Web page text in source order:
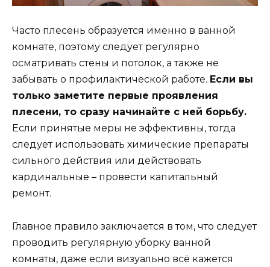
Часто плесень образуется именно в ванной
комнате, поэтому следует регулярно
осматривать стены и потолок, а также не
забывать о профилактической работе. Если вы
только заметите первые проявления
плесени, то сразу начинайте с ней борьбу.
Если принятые меры не эффективны, тогда
следует использовать химические препараты
сильного действия или действовать
кардинальные – провести капитальный
ремонт.
Главное правило заключается в том, что следует
проводить регулярную уборку ванной
комнаты, даже если визуально всё кажется